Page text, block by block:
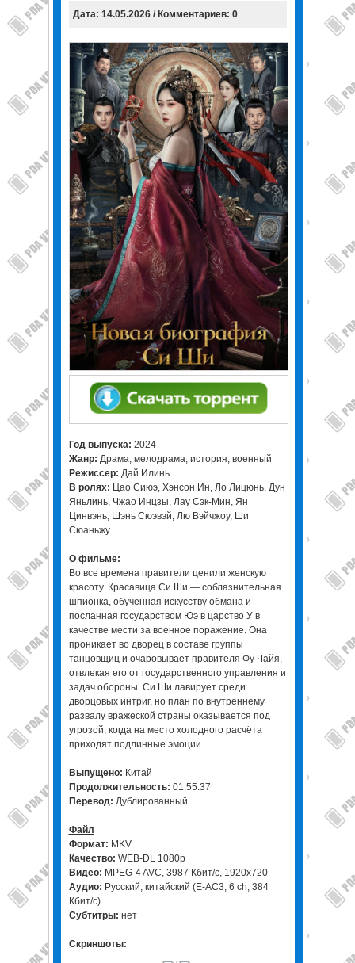
Дата: 14.05.2026 / Комментариев: 0
Год выпуска: 2024
Жанр: Драма, мелодрама, история, военный
Режиссер: Дай Илинь
В ролях: Цао Сиюэ, Хэнсон Ин, Ло Лицюнь, Дун
Яньлинь, Чжао Инцзы, Лау Сэк-Мин, Ян
Цинвэнь, Шэнь Сюэвэй, Лю Вэйчжоу, Ши
Сюаньжу
О фильме:
Во все времена правители ценили женскую
красоту. Красавица Си Ши — соблазнительная
шпионка, обученная искусству обмана и
посланная государством Юэ в царство У в
качестве мести за военное поражение. Она
проникает во дворец в составе группы
танцовщиц и очаровывает правителя Фу Чайя,
отвлекая его от государственного управления и
задач обороны. Си Ши лавирует среди
дворцовых интриг, но план по внутреннему
развалу вражеской страны оказывается под
угрозой, когда на место холодного расчёта
приходят подлинные эмоции.
Выпущено: Китай
Продолжительность: 01:55:37
Перевод: Дублированный
Файл
Формат: MKV
Качество: WEB-DL 1080p
Видео: MPEG-4 AVC, 3987 Кбит/с, 1920x720
Аудио: Русский, китайский (E-AC3, 6 ch, 384
Кбит/с)
Субтитры: нет
Скриншоты: